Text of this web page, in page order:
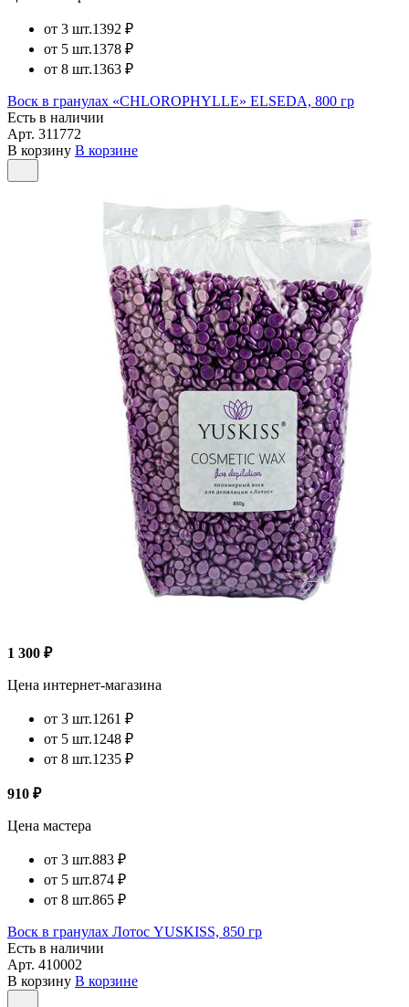
от 3 шт.1392 ₽
от 5 шт.1378 ₽
от 8 шт.1363 ₽
Воск в гранулах «CHLOROPHYLLE» ELSEDA, 800 гр
Есть в наличии
Арт. 311772
В корзину В корзине
1 300 ₽
Цена интернет-магазина
от 3 шт.1261 ₽
от 5 шт.1248 ₽
от 8 шт.1235 ₽
910 ₽
Цена мастера
от 3 шт.883 ₽
от 5 шт.874 ₽
от 8 шт.865 ₽
Воск в гранулах Лотос YUSKISS, 850 гр
Есть в наличии
Арт. 410002
В корзину В корзине